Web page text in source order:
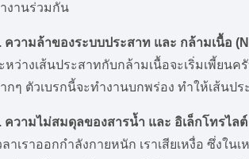
งานร่วมกัน
ความล้าของระบบประสาท และ กล้ามเนื้อ
หว่างเส้นประสาทกับกล้ามเนื้อจะเริ่มเพี้ยนค
กๆ ตัวเบรกนี้จะทำงานบกพร่อง ทำให้เส้น
ความไม่สมดุลของสารน้ำ และ อิเล็กโทรไล
ลาเราออกกำลังกายหนัก เราเสียเหงื่อ ซึ่งใ